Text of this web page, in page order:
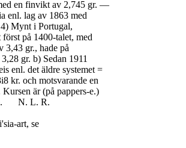
en finvikt av 2,745 gr. —
enl. lag av 1863 med
Mynt i Portugal,
på 1400-talet, med
3,43 gr., hade på
gr. b) Sedan 1911
enl. det äldre systemet =
kr. och motsvarande en
är (på pappers-e.)
art, se